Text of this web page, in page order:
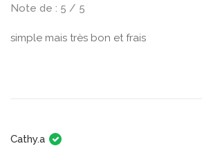
Note de : 5 / 5
simple mais très bon et frais
Cathy.a